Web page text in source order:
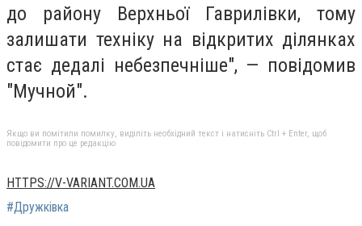
до району Верхньої Гаврилівки, тому
залишати техніку на відкритих ділянках
стає дедалі небезпечніше", — повідомив
"Мучной".
Якщо ви помітили помилку, виділіть необхідний текст і натисніть Ctrl + Enter, щоб
повідомити про це редакцію
HTTPS://V-VARIANT.COM.UA
#Дружківка